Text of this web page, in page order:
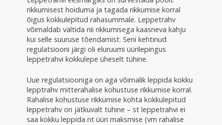
rikkumisest hoiduma ja tagada rikkumise korral
õigus kokkulepitud rahasummale. Leppetrahv
võimaldab vältida nii rikkumisega kaasneva kahju
kui selle suuruse tõendamist. Seni kehtinud
regulatsiooni järgi oli eluruumi üürilepingus
leppetrahvi kokkulepe üheselt tühine.
Uue regulatsiooniga on aga võimalik leppida kokku
lepptrahv mitterahalise kohustuse rikkumise korral.
Rahalise kohustuse rikkumise kohta kokkulepitud
leppetrahv on jätkuvalt tühine – st leppetrahvi ei
saa kokku leppida nt üüri maksmise (vm rahalise